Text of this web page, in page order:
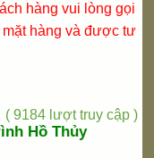
hàng vui lòng gọi
hàng và được tư
( 9184 lượt truy cập )
Hồ Thủy